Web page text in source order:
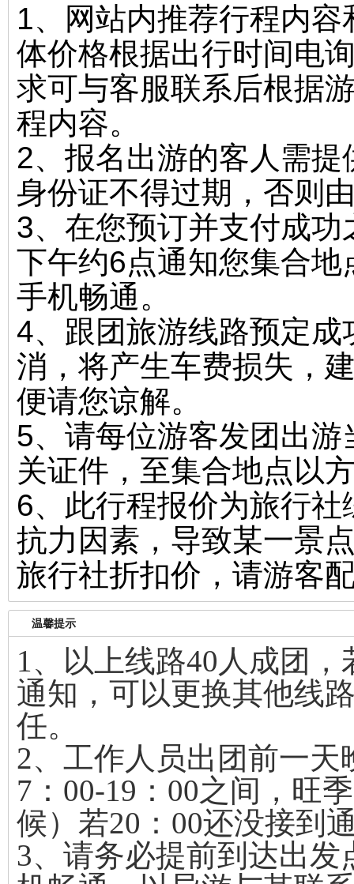
1、网站内推荐行程内
体价格根据出行时间电
求可与客服联系后根据
程内容。
2、报名出游的客人需
身份证不得过期，否则
3、在您预订并支付成
下午约6点通知您集合
手机畅通。
4、跟团旅游线路预定
消，将产生车费损失，
便请您谅解。
5、请每位游客发团出
关证件，至集合地点以
6、此行程报价为旅行
抗力因素，导致某一景
旅行社折扣价，请游客
温馨提示
1、以上线路40人成团
通知，可以更换其他线
任。
2、工作人员出团前一
7：00-19：00之间，旺
候）若20：00还没接到
3、请务必提前到达出